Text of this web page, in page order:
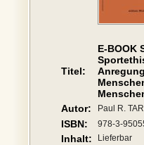
Titel:
E-BOOK
Autor:
Paul R.
ISBN: 978-3-
Inhalt:
Lieferbar